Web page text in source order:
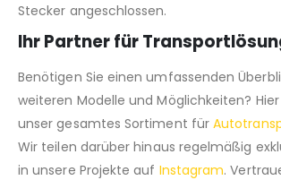
Stecker angeschlossen.
Ihr Partner für
Benötigen Sie einen umfassenden
weiteren Modelle und Möglichkeiten?
unser gesamtes Sortiment für
Wir teilen darüber hinaus regelmäßig
in unsere Projekte auf Instagram.